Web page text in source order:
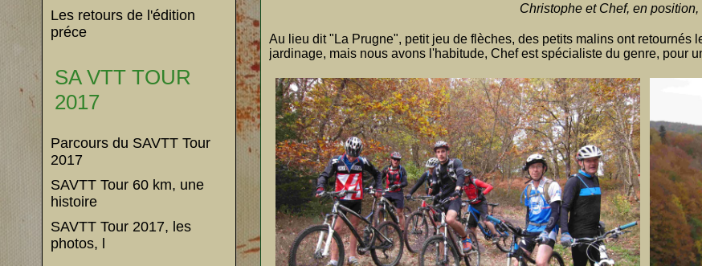
Les retours de l'édition
préce
SA VTT TOUR
2017
Parcours du SAVTT Tour
2017
SAVTT Tour 60 km, une
histoire
SAVTT Tour 2017, les
photos, l
Christophe et Chef, en
Au lieu dit "La Prugne", petit jeu de flèches, des petits malins ont retournés
jardinage, mais nous avons l'habitude, Chef est spécialiste du genre, pour